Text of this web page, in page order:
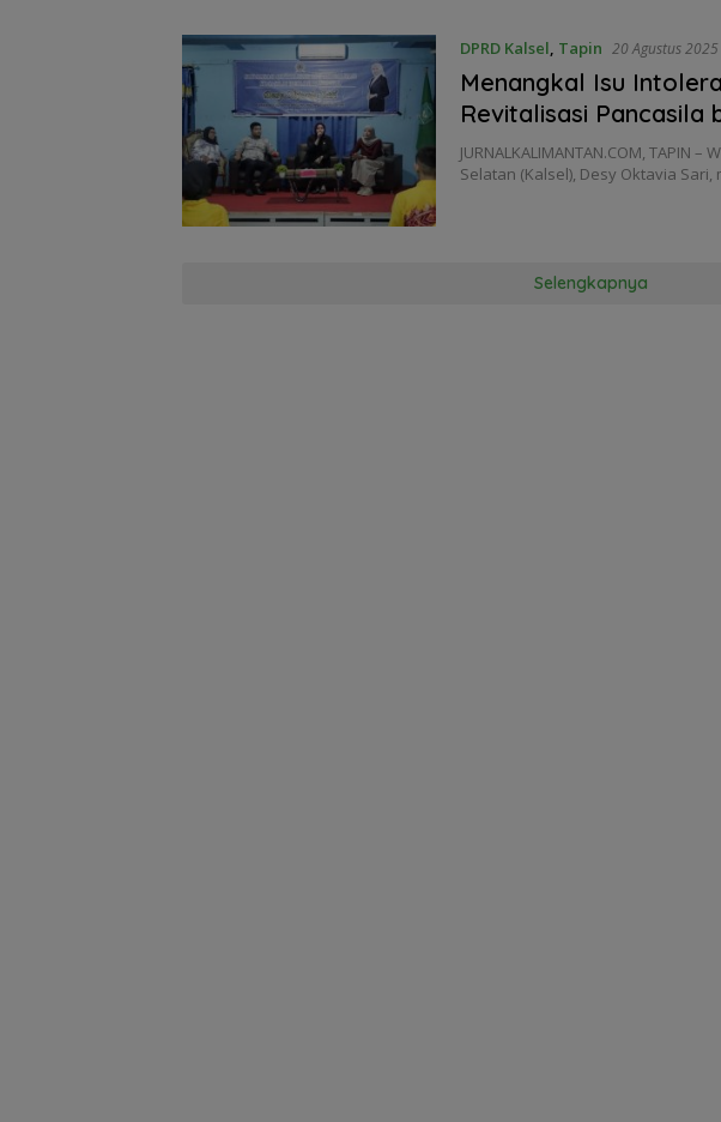
DPRD Kalsel Tapin 20 Agustus 2025
Menangkal Isu
Revitalisasi Pancasila
JURNALKALIMANTAN.COM, TAPIN
Selatan (Kalsel), Desy Oktavia
Selengkapnya